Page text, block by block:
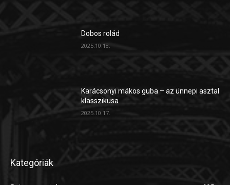
Dobos rolád
2025.10.18.
Karácsonyi mákos guba – az ünnepi asztal
klasszikusa
2025.10.17.
Kategóriák